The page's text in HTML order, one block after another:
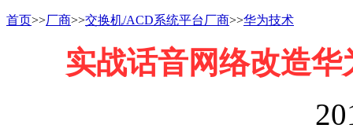
首页>>厂商>>交换机/ACD系统平台厂商>>华为技术
实战话音网络改造